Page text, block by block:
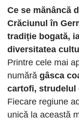
Ce se mănâncă
Crăciunul în
tradiție bogată,
diversitatea
Printre cele mai
numără gâsca
cartofi, strudelul
Fiecare regiune
unică la această